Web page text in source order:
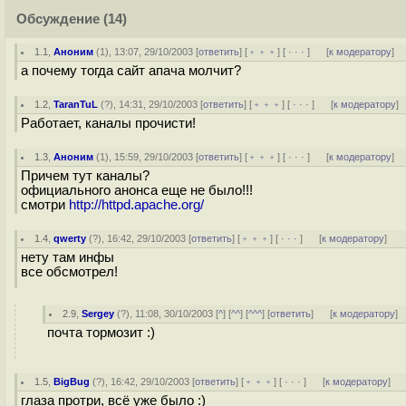
Обсуждение (14)
1.1 ,Аноним (1), 13:07, 29/10/2003 [ответить] [ ﹢﹢﹢] [ · · ·] [к модератору]
а почему тогда сайт апача молчит?
1.2 ,TaranTuL (?), 14:31, 29/10/2003 [ответить] [ ﹢﹢﹢] [ · · ·] [к модератору]
Работает, каналы прочисти!
1.3 ,Аноним (1), 15:59, 29/10/2003 [ответить] [ ﹢﹢﹢] [ · · ·] [к модератору]
Причем тут каналы?
официального анонса еще не было!!!
смотри http://httpd.apache.org/
1.4 ,qwerty (?), 16:42, 29/10/2003 [ответить] [ ﹢﹢﹢] [ · · ·] [к модератору]
нету там инфы
все обсмотрел!
2.9 ,Sergey (?), 11:08, 30/10/2003 [^] [^^] [^^^] [ответить] [к модератору]
почта тормозит :)
1.5 ,BigBug (?), 16:42, 29/10/2003 [ответить] [ ﹢﹢﹢] [ · · ·] [к модератору]
глаза протри, всё уже было :)